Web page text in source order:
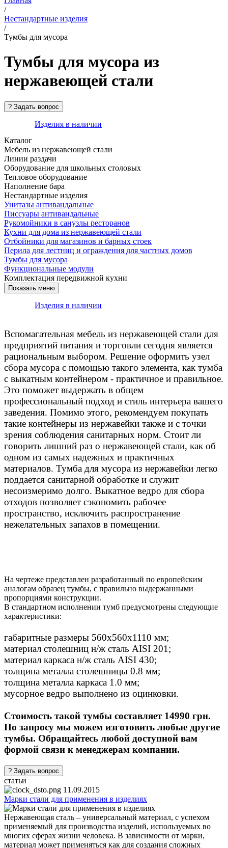
/
Нестандартные изделия
/
Тумбы для мусора
Тумбы для мусора из
нержавеющей стали
Изделия в наличии
Каталог
Мебель из нержавеющей стали
Линии раздачи
Оборудование для школьных столовых
Тепловое оборудование
Наполнение бара
Нестандартные изделия
Унитазы антивандальные
Писсуары антивандальные
Рукомойники в санузлы ресторанов
Кухни для дома из нержавеющей стали
Отбойники для магазинов и барных стоек
Перила для лестниц и ограждения для частных домов
Тумбы для мусора
Функциональные модули
Комплектация передвижной кухни
Изделия в наличии
Вспомагательная мебель из нержавеющей стали для
предприятий питания и торговли сегодня является
рациональным выбором. Решение оформить узел
сбора мусора с помощью такого элемента, как тумба
с выкатным контейнером - практичное и правильное.
Это поможет выдержать в общем
профессиональный подход и стиль интерьера вашего
заведения. Помимо этого, рекомендуем покупать
такие контейнеры из нержавейки также и с точки
зрения соблюдения санитарных норм. Стоит ли
говорить лишний раз о нержавеющей стали, как об
одном из самых надежных и практичных
материалов. Тумба для мусора из нержавейки легко
поддается санитарной обработке и служит
несоизмеримо долго. Выкатное ведро для сбора
отходов позволяет сэкономить рабочее
пространство, исключить распространение
нежелательных запахов в помещении.
На чертеже представлен разработанный по европейским
аналогам образец тумбы, с правильно выдержанными
пропорциями конструкции.
В стандартном исполнении тумб предусмотрены следующие
характеристики:
габаритные размеры 560х560х1110 мм;
материал столешниц н/ж сталь AISI 201;
материал каркаса н/ж сталь AISI 430;
толщина металла столешницы 0.8 мм;
толщина металла каркаса 1.0 мм;
мусорное ведро выполнено из оцинковки.
Стоимость такой тумбы составляет 14990 грн.
По запросу мы можем изготовить любые другие
тумбы. Обращайтесь любой доступной вам
формой связи к менеджерам компании.
статьи
11.09.2015
Марки стали для применения в изделиях
Нержавеющая сталь – универсальный материал, с успехом
применяемый для производства изделий, используемых во
многих сферах жизни человека. В зависимости от марки,
материал может применяться как для создания сложных